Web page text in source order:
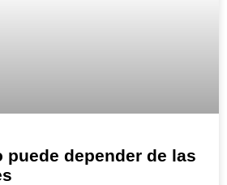
puede depender de las